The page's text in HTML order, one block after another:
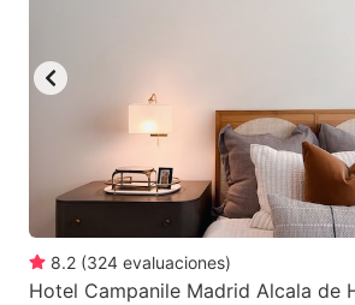
8.2 (324 evaluaciones)
Hotel Campanile Madrid Alcala de